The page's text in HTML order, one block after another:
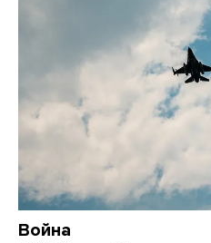
Война